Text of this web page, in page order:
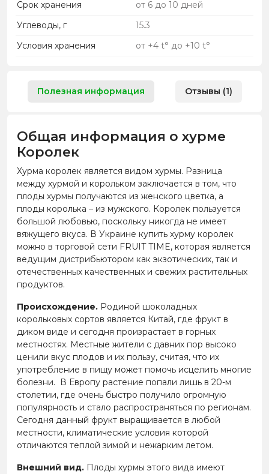
Срок хранения
от 6 до 10 дней
Углеводы, г
15.3
Условия хранения
от +4 t° до +10 t°
Полезная информация Отзывы (1)
Общая информация о хурме
Королек
Хурма королек является видом хурмы. Разница
между хурмой и корольком заключается в том, что
плоды хурмы получаются из женского цветка, а
плоды королька – из мужского. Королек пользуется
большой любовью, поскольку никогда не имеет
вяжущего вкуса. В Украине купить хурму королек
можно в торговой сети FRUIT TIME, которая является
ведущим дистрибьютором как экзотических, так и
отечественных качественных и свежих растительных
продуктов.
Происхождение. Родиной шоколадных
корольковых сортов является Китай, где фрукт в
диком виде и сегодня произрастает в горных
местностях. Местные жители с давних пор высоко
ценили вкус плодов и их пользу, считая, что их
употребление в пищу может помочь исцелить многие
болезни. В Европу растение попали лишь в 20-м
столетии, где очень быстро получило огромную
популярность и стало распространяться по регионам.
Сегодня данный фрукт выращивается в любой
местности, климатические условия которой
отличаются теплой зимой и нежарким летом.
Внешний вид. Плоды хурмы этого вида имеют